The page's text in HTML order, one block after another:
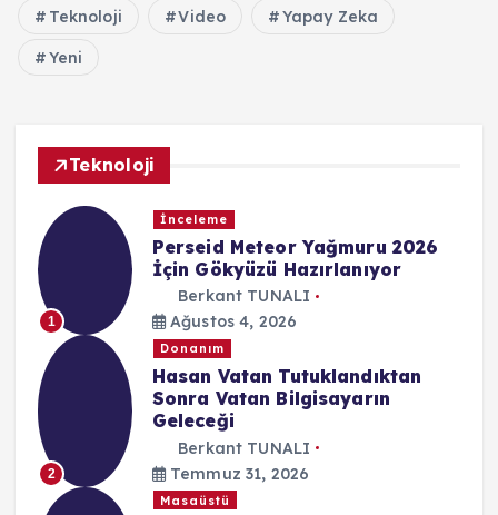
Teknoloji Video Yapay Zeka
Yeni
Teknoloji
1
İnceleme
Perseid Meteor Yağmuru 2026
İçin Gökyüzü Hazırlanıyor
Berkant TUNALI
Ağustos 4, 2026
2
Donanım
Hasan Vatan Tutuklandıktan
Sonra Vatan Bilgisayarın
Geleceği
Berkant TUNALI
Temmuz 31, 2026
Masaüstü